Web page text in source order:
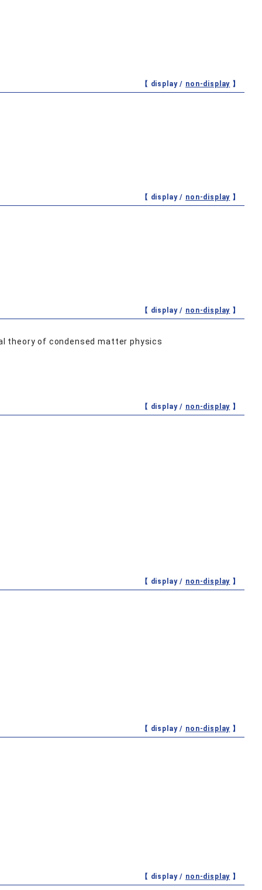
【 display / non-display 】
【 display / non-display 】
【 display / non-display 】
theory of condensed matter physics
【 display / non-display 】
【 display / non-display 】
【 display / non-display 】
【 display / non-display 】